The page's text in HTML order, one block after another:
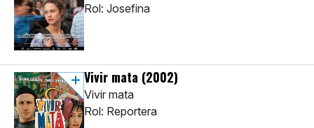
Rol: Josefina
Vivir mata (2002)
Vivir mata
Rol: Reportera